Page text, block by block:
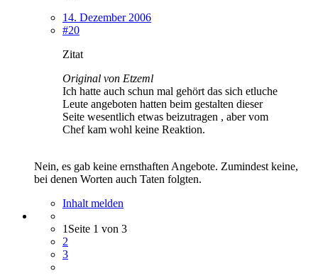
14. Dezember 2006
#20
Zitat
Original von Etzeml
Ich hatte auch schun mal gehört das sich etluche
Leute angeboten hatten beim gestalten dieser
Seite wesentlich etwas beizutragen , aber vom
Chef kam wohl keine Reaktion.
Nein, es gab keine ernsthaften Angebote. Zumindest keine,
bei denen Worten auch Taten folgten.
Inhalt melden
1 Seite 1 von 3
2
3